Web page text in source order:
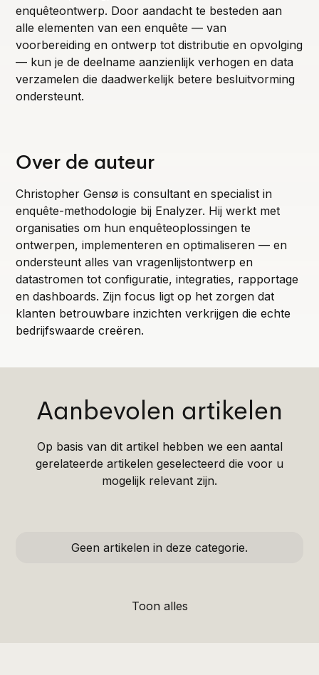
enquêteontwerp. Door aandacht te besteden aan
alle elementen van een enquête — van
voorbereiding en ontwerp tot distributie en opvolging
— kun je de deelname aanzienlijk verhogen en data
verzamelen die daadwerkelijk betere besluitvorming
ondersteunt.
Over de auteur
Christopher Gensø is consultant en specialist in
enquête-methodologie bij Enalyzer. Hij werkt met
organisaties om hun enquêteoplossingen te
ontwerpen, implementeren en optimaliseren — en
ondersteunt alles van vragenlijstontwerp en
datastromen tot configuratie, integraties, rapportage
en dashboards. Zijn focus ligt op het zorgen dat
klanten betrouwbare inzichten verkrijgen die echte
bedrijfswaarde creëren.
Aanbevolen artikelen
Op basis van dit artikel hebben we een aantal
gerelateerde artikelen geselecteerd die voor u
mogelijk relevant zijn.
Geen artikelen in deze categorie.
Toon alles